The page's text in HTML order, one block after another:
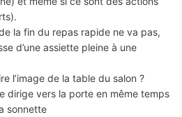
la fin du repas rapide ne va pas,
d’une assiette pleine à une
l’image de la table du salon ?
dirige vers la porte en même temps
sonnette